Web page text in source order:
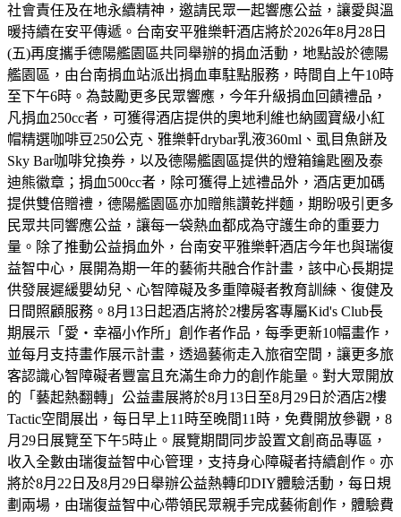
社會責任及在地永續精神，邀請民眾一起響應公益，讓愛與溫
暖持續在安平傳遞。台南安平雅樂軒酒店將於2026年8月28日
(五)再度攜手德陽艦園區共同舉辦的捐血活動，地點設於德陽
艦園區，由台南捐血站派出捐血車駐點服務，時間自上午10時
至下午6時。為鼓勵更多民眾響應，今年升級捐血回饋禮品，
凡捐血250cc者，可獲得酒店提供的奧地利維也納國寶級小紅
帽精選咖啡豆250公克、雅樂軒drybar乳液360ml、虱目魚餅及
Sky Bar咖啡兌換券，以及德陽艦園區提供的燈箱鑰匙圈及泰
迪熊徽章；捐血500cc者，除可獲得上述禮品外，酒店更加碼
提供雙倍贈禮，德陽艦園區亦加贈熊讚乾拌麵，期盼吸引更多
民眾共同響應公益，讓每一袋熱血都成為守護生命的重要力
量。除了推動公益捐血外，台南安平雅樂軒酒店今年也與瑞復
益智中心，展開為期一年的藝術共融合作計畫，該中心長期提
供發展遲緩嬰幼兒、心智障礙及多重障礙者教育訓練、復健及
日間照顧服務。8月13日起酒店將於2樓房客專屬Kid's Club長
期展示「愛・幸福小作所」創作者作品，每季更新10幅畫作，
並每月支持畫作展示計畫，透過藝術走入旅宿空間，讓更多旅
客認識心智障礙者豐富且充滿生命力的創作能量。對大眾開放
的「藝起熱翻轉」公益畫展將於8月13日至8月29日於酒店2樓
Tactic空間展出，每日早上11時至晚間11時，免費開放參觀，8
月29日展覽至下午5時止。展覽期間同步設置文創商品專區，
收入全數由瑞復益智中心管理，支持身心障礙者持續創作。亦
將於8月22日及8月29日舉辦公益熱轉印DIY體驗活動，每日規
劃兩場，由瑞復益智中心帶領民眾親手完成藝術創作，體驗費